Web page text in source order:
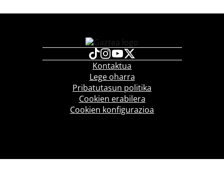
Kontaktua
Lege oharra
Pribatutasun politika
Cookien erabilera
Cookien konfigurazioa